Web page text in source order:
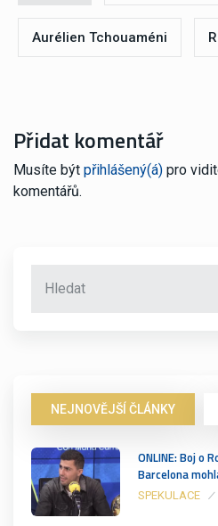
Aurélien Tchouaméni
Přidat komentář
Musíte být přihlášený(á) pro
komentářů.
NEJNOVĚJŠÍ ČLÁNKY
ONLINE: Boj o
Barcelona
SPEKULACE